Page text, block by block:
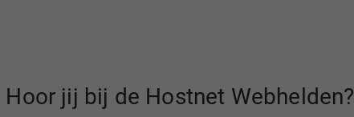
Hoor jij bij de Hostnet Webhelden?